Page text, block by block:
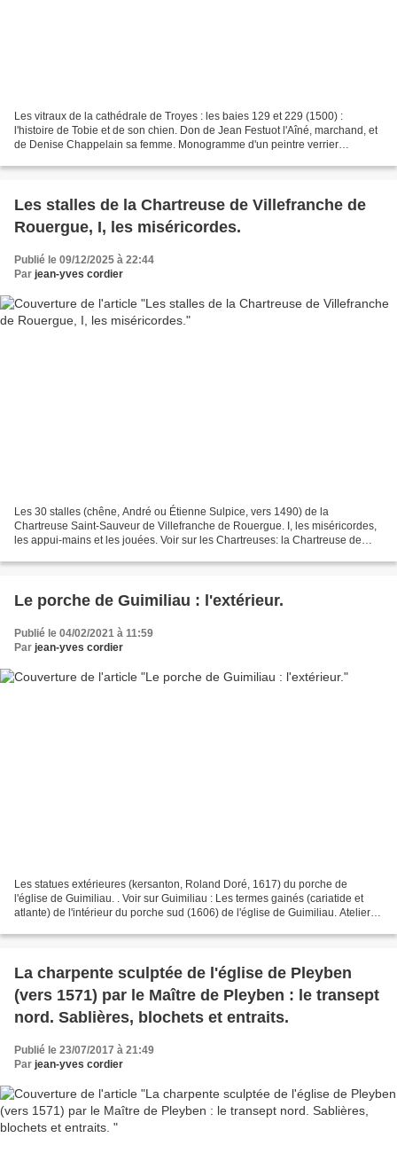
Les vitraux de la cathédrale de Troyes : les baies 129 et 229 (1500) :
l'histoire de Tobie et de son chien. Don de Jean Festuot l'Aîné, marchand, et
de Denise Chappelain sa femme. Monogramme d'un peintre verrier
Les stalles de la Chartreuse de Villefranche de
Rouergue, I, les miséricordes.
Publié le 09/12/2025 à 22:44
Par jean-yves cordier
Les 30 stalles (chêne, André ou Étienne Sulpice, vers 1490) de la
Chartreuse Saint-Sauveur de Villefranche de Rouergue. I, les miséricordes,
les appui-mains et les jouées. Voir sur les Chartreuses: la Chartreuse de
Le porche de Guimiliau : l'extérieur.
Publié le 04/02/2021 à 11:59
Par jean-yves cordier
Les statues extérieures (kersanton, Roland Doré, 1617) du porche de
l'église de Guimiliau. . Voir sur Guimiliau : Les termes gainés (cariatide et
atlante) de l'intérieur du porche sud (1606) de l'église de Guimiliau. Atelier
La charpente sculptée de l'église de Pleyben
(vers 1571) par le Maître de Pleyben : le transept
nord. Sablières, blochets et entraits.
Publié le 23/07/2017 à 21:49
Par jean-yves cordier